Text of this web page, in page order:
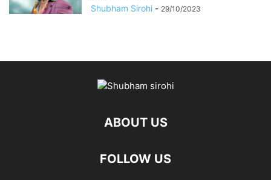
Shubham Sirohi - 29/10/2023
ABOUT US
FOLLOW US